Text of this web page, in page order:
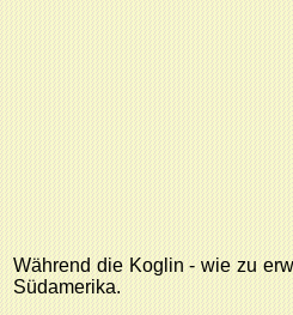
Während die Koglin - wie zu
Südamerika.